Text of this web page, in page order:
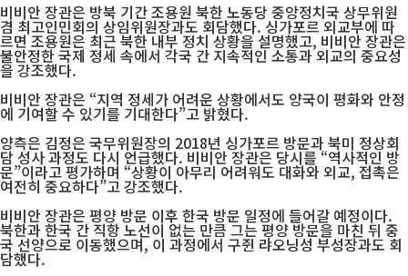
비비안 장관은 방북 기간 조용원 북한 노동당 중앙정치국 상무위원
겸 최고인민회의 상임위원장과도 회담했다. 싱가포르 외교부에 따
르면 조용원은 최근 북한 내부 정치 상황을 설명했고, 비비안 장관은
불안정한 국제 정세 속에서 각국 간 지속적인 소통과 외교의 중요성
을 강조했다.
비비안 장관은 “지역 정세가 어려운 상황에서도 양국이 평화와 안정
에 기여할 수 있기를 기대한다”고 밝혔다.
양측은 김정은 국무위원장의 2018년 싱가포르 방문과 북미 정상회
담 성사 과정도 다시 언급했다. 비비안 장관은 당시를 “역사적인 방
문”이라고 평가하며 “상황이 아무리 어려워도 대화와 외교, 접촉은
여전히 중요하다”고 강조했다.
비비안 장관은 평양 방문 이후 한국 방문 일정에 들어갈 예정이다.
북한과 한국 간 직항 노선이 없는 만큼 그는 평양 방문을 마친 뒤 중
국 선양으로 이동했으며, 이 과정에서 구쥔 랴오닝성 부성장과도 회
담했다.